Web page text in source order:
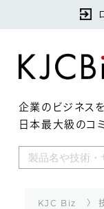
企業のビジネス
日本最大級のコ
KJCBizとは
特集
企業
KJC Biz